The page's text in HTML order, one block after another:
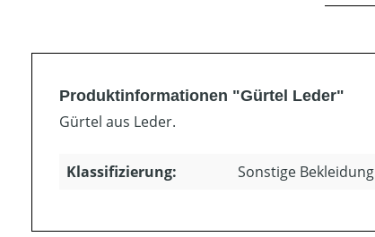
Produktinformationen "Gürtel Leder"
Gürtel aus Leder.
Klassifizierung: Sonstige Bekleidung